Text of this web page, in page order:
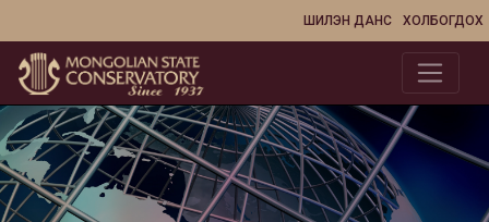
ХОЛБОГДОХ
ШИЛЭН ДАНС